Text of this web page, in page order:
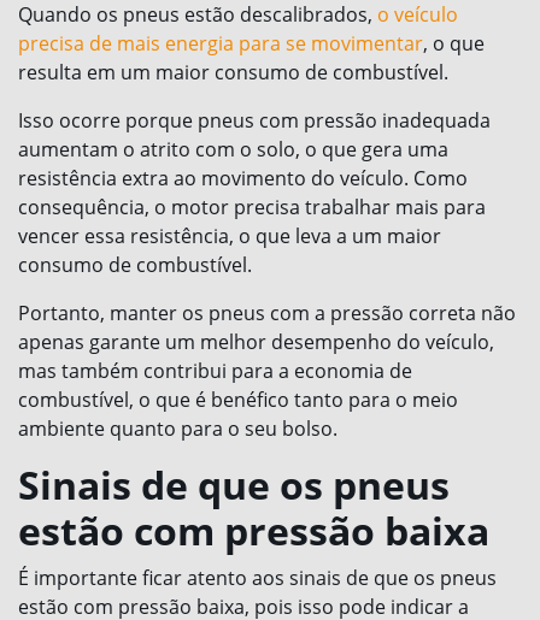
Quando os pneus estão descalibrados, o veículo
precisa de mais energia para se movimentar, o que
resulta em um maior consumo de combustível.
Isso ocorre porque pneus com pressão inadequada
aumentam o atrito com o solo, o que gera uma
resistência extra ao movimento do veículo. Como
consequência, o motor precisa trabalhar mais para
vencer essa resistência, o que leva a um maior
consumo de combustível.
Portanto, manter os pneus com a pressão correta não
apenas garante um melhor desempenho do veículo,
mas também contribui para a economia de
combustível, o que é benéfico tanto para o meio
ambiente quanto para o seu bolso.
Sinais de que os pneus
estão com pressão baixa
É importante ficar atento aos sinais de que os pneus
estão com pressão baixa, pois isso pode indicar a